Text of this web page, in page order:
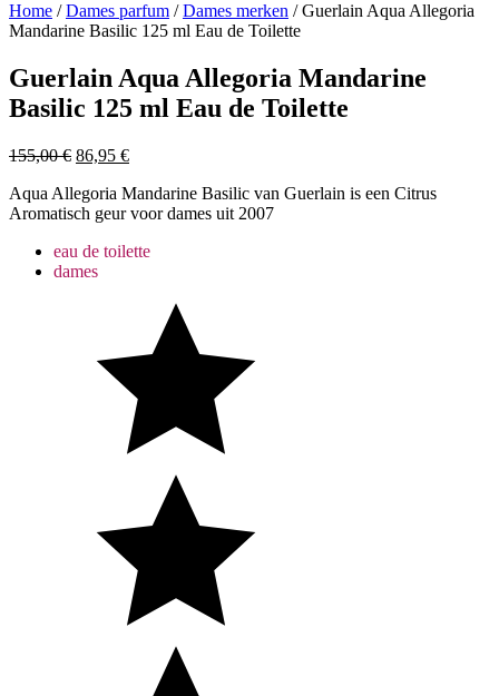
Home /Dames parfum /Dames merken / Guerlain Aqua Allegoria
Mandarine Basilic 125 ml Eau de Toilette
Guerlain Aqua Allegoria Mandarine
Basilic 125 ml Eau de Toilette
155,00€ Oorspronkelijke
was:
155,00 €.
86,95 €Huidige
is:
86,95 €.
Aqua Allegoria Mandarine Basilic van Guerlain is een Citrus
Aromatisch geur voor dames uit 2007
eau de toilette
dames